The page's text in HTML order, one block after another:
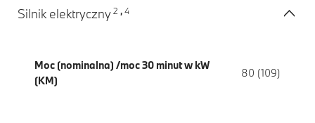
Silnik elektryczny2 , 4
Moc (nominalna) /moc 30 minut w kW
(KM)
80 (109)